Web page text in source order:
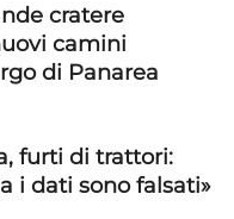
cratere
camini
di Panarea
furti di trattori:
i dati sono falsati»